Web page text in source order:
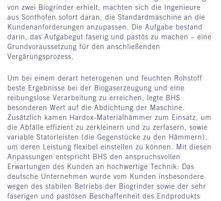
von zwei Biogrinder erhielt, machten sich die Ingenieure
aus Sonthofen sofort daran, die Standardmaschine an die
Kundenanforderungen anzupassen. Die Aufgabe bestand
darin, das Aufgabegut faserig und pastös zu machen – eine
Grundvoraussetzung für den anschließenden
Vergärungsprozess.
Um bei einem derart heterogenen und feuchten Rohstoff
beste Ergebnisse bei der Biogaserzeugung und eine
reibungslose Verarbeitung zu erreichen, legte BHS
besonderen Wert auf die Abdichtung der Maschine.
Zusätzlich kamen Hardox-Materialhämmer zum Einsatz, um
die Abfälle effizient zu zerkleinern und zu zerfasern, sowie
variable Statorleisten (die Gegenstücke zu den Hämmern),
um deren Leistung flexibel einstellen zu können. Mit diesen
Anpassungen entspricht BHS den anspruchsvollen
Erwartungen des Kunden an hochwertige Technik: Das
deutsche Unternehmen wurde vom Kunden insbesondere
wegen des stabilen Betriebs der Biogrinder sowie der sehr
faserigen und pastösen Beschaffenheit des Endprodukts